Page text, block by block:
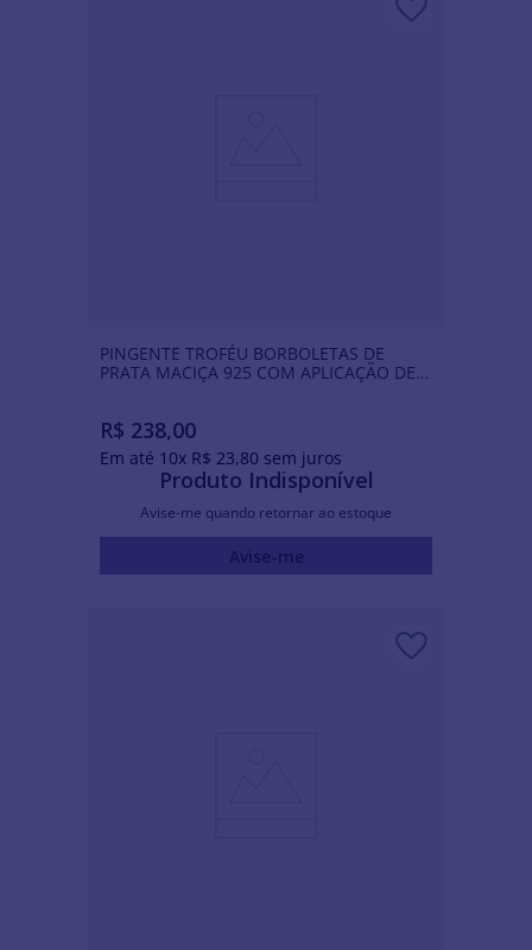
PINGENTE TROFÉU BORBOLETAS DE
PRATA MACIÇA 925 COM APLICAÇÃO DE
R$ 238,00
Em até 10x R$ 23,80 sem juros
Produto Indisponível
Avise-me quando retornar ao estoque
Avise-me